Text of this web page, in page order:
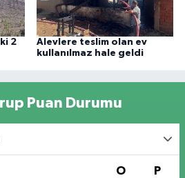
2
Alevlere teslim olan ev
kullanılmaz hale geldi
Puan Durumu
O P